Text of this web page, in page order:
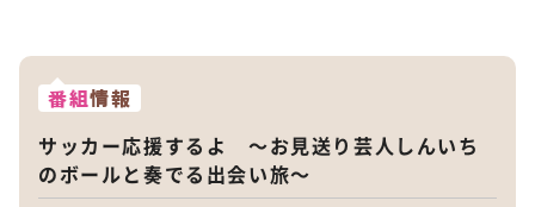
番組情報
サッカー応援するよ ～お見送り芸人しんいち
のボールと奏でる出会い旅～